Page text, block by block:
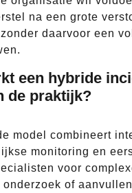
na een grote
zonder daarvoor een
een hybride
de praktijk?
model combineert
monitoring en
voor
onderzoek of